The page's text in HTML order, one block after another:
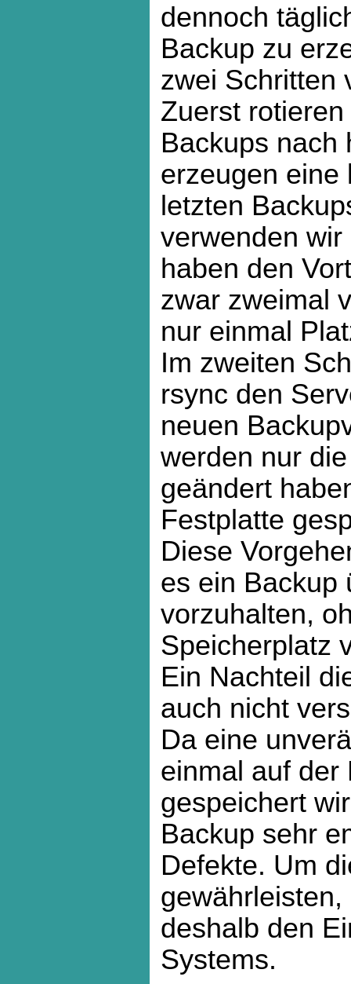
dennoch
Backup zu
zwei Schritten
Zuerst
Backups nach
erzeugen eine
letzten
verwenden wir
haben den
zwar zweimal
nur einmal
Im zweiten
rsync den
neuen
werden nur
geändert
Festplatte
Diese
es ein Backup
vorzuhalten,
Speicherplatz
Ein Nachteil
auch nicht
Da eine
einmal auf der
gespeichert
Backup sehr
Defekte. Um
deshalb den
Systems.